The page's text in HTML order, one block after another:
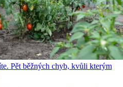
Pět běžných chyb, kvůli kterým